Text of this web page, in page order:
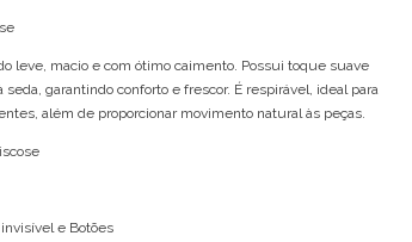
leve, macio e com ótimo caimento. Possui toque suave
seda, garantindo conforto e frescor. É respirável, ideal para
além de proporcionar movimento natural às peças.
e Botões